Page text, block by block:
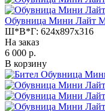
Обувница Мини Лайт
Ш*В*Г: 624x897x316
На заказ
6 000 р.
В корзину